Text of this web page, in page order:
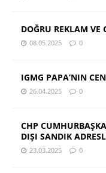
DOĞRU REKLAM VE
08.05.2025 0
IGMG PAPA’NIN
26.04.2025 0
CHP
DIŞI SANDIK
23.03.2025 0